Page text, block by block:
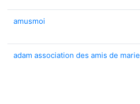
amusmoi
adam association des amis de marie